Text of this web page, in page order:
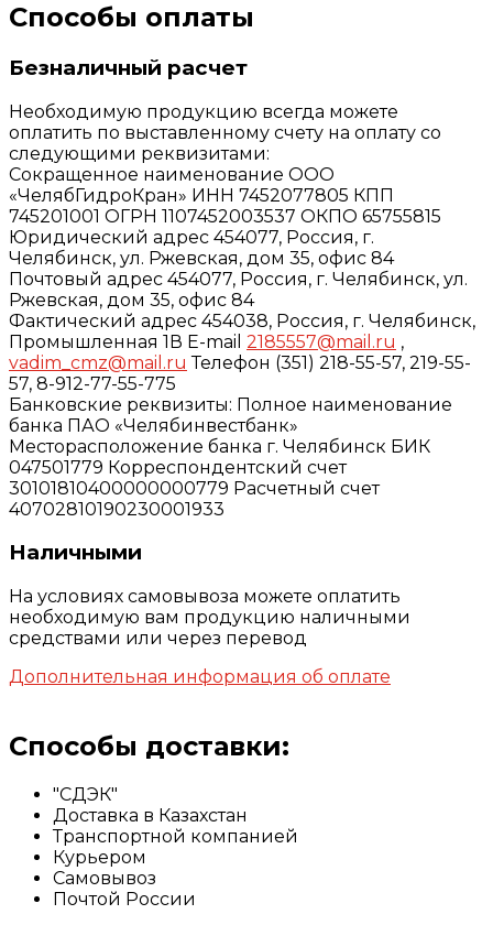
Способы оплаты
Безналичный расчет
Необходимую продукцию всегда можете
оплатить по выставленному счету на оплату со
следующими реквизитами:
Сокращенное наименование ООО
«ЧелябГидроКран» ИНН 7452077805 КПП
745201001 ОГРН 1107452003537 ОКПО 65755815
Юридический адрес 454077, Россия, г.
Челябинск, ул. Ржевская, дом 35, офис 84
Почтовый адрес 454077, Россия, г. Челябинск, ул.
Ржевская, дом 35, офис 84
Фактический адрес 454038, Россия, г. Челябинск,
Промышленная 1В E-mail 2185557@mail.ru ,
vadim_cmz@mail.ru Телефон (351) 218-55-57, 219-55-
57, 8-912-77-55-775
Банковские реквизиты: Полное наименование
банка ПАО «Челябинвестбанк»
Месторасположение банка г. Челябинск БИК
047501779 Корреспондентский счет
30101810400000000779 Расчетный счет
40702810190230001933
Наличными
На условиях самовывоза можете оплатить
необходимую вам продукцию наличными
средствами или через перевод
Дополнительная информация об оплате
Способы доставки:
"СДЭК"
Доставка в Казахстан
Транспортной компанией
Курьером
Самовывоз
Почтой России